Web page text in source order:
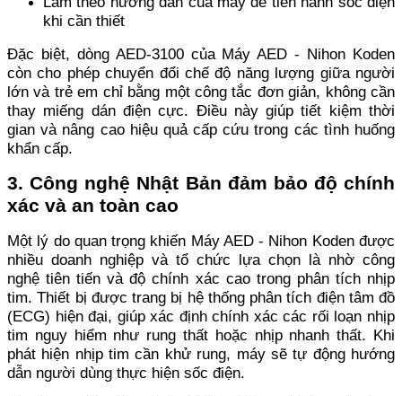
khi cần thiết
Đặc biệt, dòng AED-3100 của Máy AED - Nihon Koden
còn cho phép chuyển đổi chế độ năng lượng giữa người
lớn và trẻ em chỉ bằng một công tắc đơn giản, không cần
thay miếng dán điện cực. Điều này giúp tiết kiệm thời
gian và nâng cao hiệu quả cấp cứu trong các tình huống
khẩn cấp.
3. Công nghệ Nhật Bản đảm bảo độ chính
xác và an toàn cao
Một lý do quan trọng khiến Máy AED - Nihon Koden được
nhiều doanh nghiệp và tổ chức lựa chọn là nhờ công
nghệ tiên tiến và độ chính xác cao trong phân tích nhịp
tim. Thiết bị được trang bị hệ thống phân tích điện tâm đồ
(ECG) hiện đại, giúp xác định chính xác các rối loạn nhịp
tim nguy hiểm như rung thất hoặc nhịp nhanh thất. Khi
phát hiện nhịp tim cần khử rung, máy sẽ tự động hướng
dẫn người dùng thực hiện sốc điện.